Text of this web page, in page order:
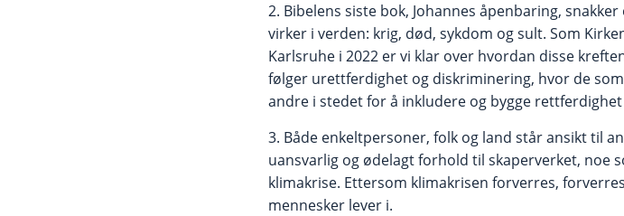
2. Bibelens siste bok, Johannes åpenbaring,
virker i verden: krig, død, sykdom og sult. Som
Karlsruhe i 2022 er vi klar over hvordan disse
følger urettferdighet og diskriminering, hvor de
andre i stedet for å inkludere og bygge
3. Både enkeltpersoner, folk og land står ansikt til
uansvarlig og ødelagt forhold til skaperverket,
klimakrise. Ettersom klimakrisen forverres,
mennesker lever i.